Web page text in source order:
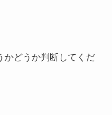
かどうか判断してくだ